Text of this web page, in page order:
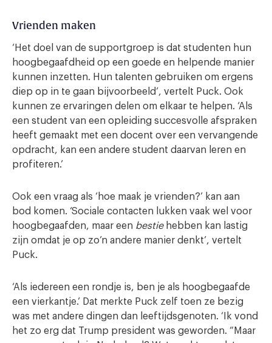
Vrienden maken
‘Het doel van de supportgroep is dat studenten hun
hoogbegaafdheid op een goede en helpende manier
kunnen inzetten. Hun talenten gebruiken om ergens
diep op in te gaan bijvoorbeeld’, vertelt Puck. Ook
kunnen ze ervaringen delen om elkaar te helpen. ‘Als
een student van een opleiding succesvolle afspraken
heeft gemaakt met een docent over een vervangende
opdracht, kan een andere student daarvan leren en
profiteren.’
Ook een vraag als ‘hoe maak je vrienden?’ kan aan
bod komen. ‘Sociale contacten lukken vaak wel voor
hoogbegaafden, maar een bestiehebben kan lastig
zijn omdat je op zo’n andere manier denkt’, vertelt
Puck.
‘Als iedereen een rondje is, ben je als hoogbegaafde
een vierkantje.’ Dat merkte Puck zelf toen ze bezig
was met andere dingen dan leeftijdsgenoten. ‘Ik vond
het zo erg dat Trump president was geworden. “Maar